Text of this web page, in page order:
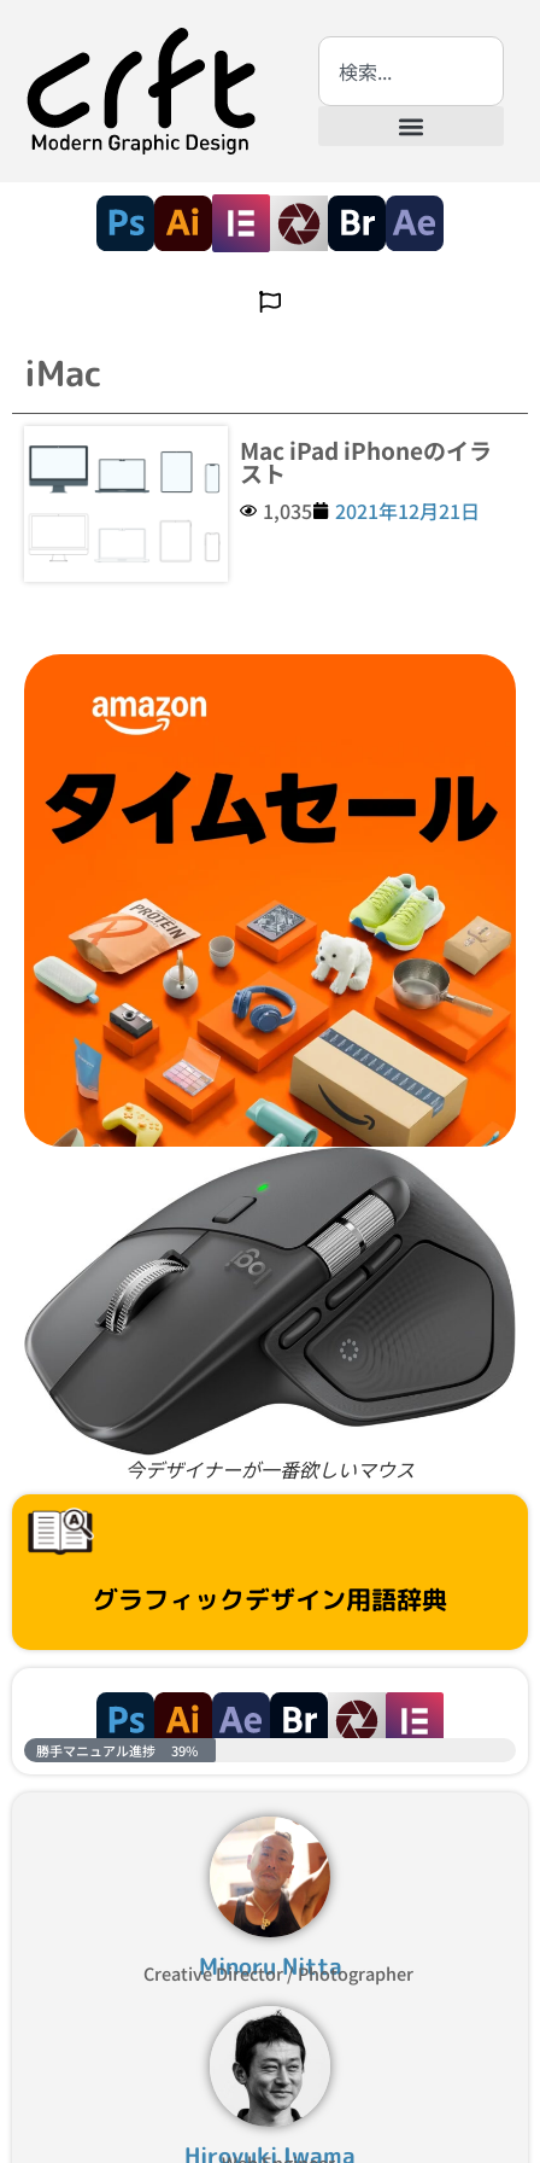
iMac
Mac iPad iPhoneのイラ
スト
1,035 2021年12月21日
今デザイナーが一番欲しいマウス
グラフィックデザイン用語辞典
勝手マニュアル進捗 39%
Minoru Nitta
Creative Director / Photographer
Hiroyuki Iwama